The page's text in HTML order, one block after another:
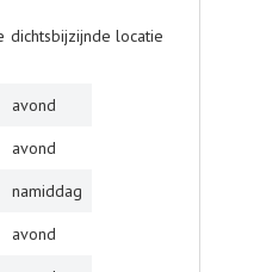
dichtsbijzijnde locatie
avond
avond
namiddag
avond